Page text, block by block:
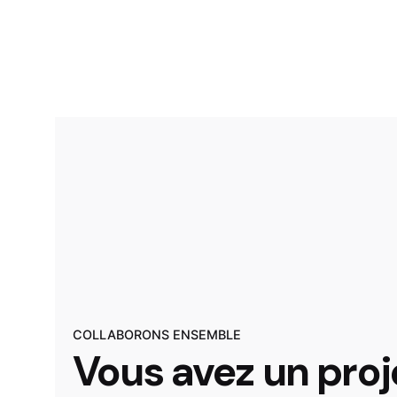
COLLABORONS ENSEMBLE
Vous avez un